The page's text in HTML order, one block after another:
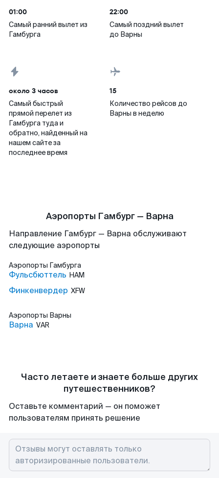
01:00
Самый ранний вылет из
Гамбурга
22:00
Самый поздний вылет
до Варны
около 3 часов
Самый быстрый
прямой перелет из
Гамбурга туда и
обратно, найденный на
нашем сайте за
последнее время
15
Количество рейсов до
Варны в неделю
Аэропорты Гамбург — Варна
Направление Гамбург — Варна обслуживают
следующие аэропорты
Аэропорты Гамбурга
Фульсбюттель HAM
Финкенвердер XFW
Аэропорты Варны
Варна VAR
Часто летаете и знаете больше других
путешественников?
Оставьте комментарий — он поможет
пользователям принять решение